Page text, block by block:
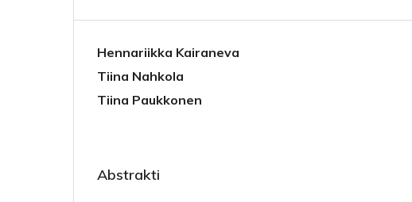
Hennariikka Kairaneva
Tiina Nahkola
Tiina Paukkonen
Abstrakti